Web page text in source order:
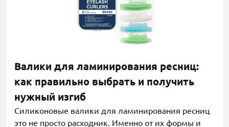
Валики для ламинирования ресниц:
как правильно выбрать и получить
нужный изгиб
Силиконовые валики для ламинирования ресниц
это не просто расходник. Именно от их формы и